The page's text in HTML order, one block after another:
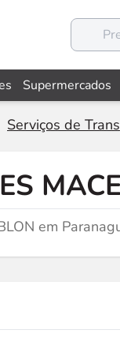
Supermercados
Serviços de
em